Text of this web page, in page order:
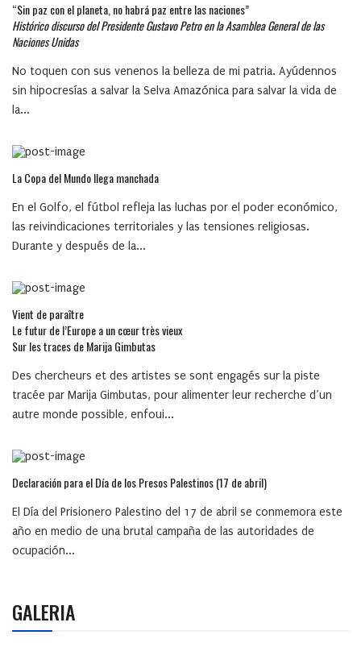
“Sin paz con el planeta, no habrá paz entre las naciones”
Histórico discurso del Presidente Gustavo Petro en la Asamblea General de las
Naciones Unidas
No toquen con sus venenos la belleza de mi patria. Ayúdennos
sin hipocresías a salvar la Selva Amazónica para salvar la vida de
la...
La Copa del Mundo llega manchada
En el Golfo, el fútbol refleja las luchas por el poder económico,
las reivindicaciones territoriales y las tensiones religiosas.
Durante y después de la...
Vient de paraître
Le futur de l’Europe a un cœur très vieux
Sur les traces de Marija Gimbutas
Des chercheurs et des artistes se sont engagés sur la piste
tracée par Marija Gimbutas, pour alimenter leur recherche d’un
autre monde possible, enfoui...
Declaración para el Día de los Presos Palestinos (17 de abril)
El Día del Prisionero Palestino del 17 de abril se conmemora este
año en medio de una brutal campaña de las autoridades de
ocupación...
GALERIA